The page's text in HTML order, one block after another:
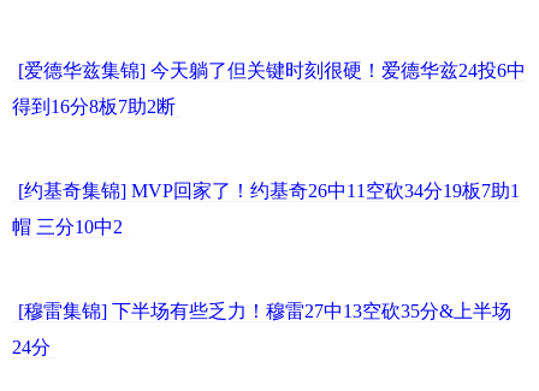
[爱德华兹集锦] 今天躺了但关键时刻很硬！爱德华兹24投6中
得到16分8板7助2断
[约基奇集锦] MVP回家了！约基奇26中11空砍34分19板7助1
帽 三分10中2
[穆雷集锦] 下半场有些乏力！穆雷27中13空砍35分&上半场
24分